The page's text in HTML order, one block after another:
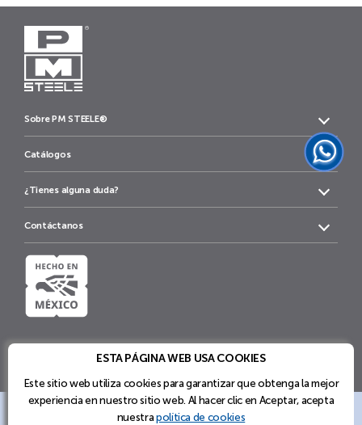
ESTA PÁGINA WEB USA COOKIES
Este sitio web utiliza cookies para garantizar que obtenga la mejor
experiencia en nuestro sitio web. Al hacer clic en Aceptar, acepta
nuestrapolítica de cookies
Sobre PM STEELE®
Catálogos
¿Tienes alguna duda?
Contáctanos
Política